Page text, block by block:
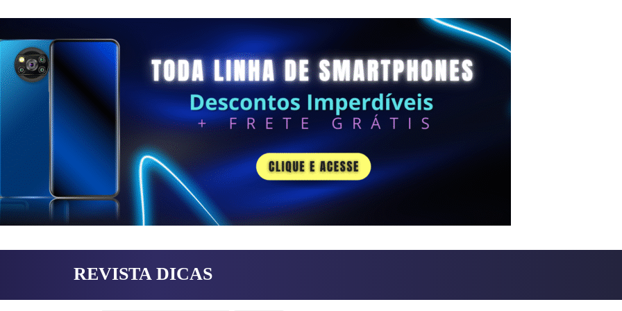
REVISTA DICAS